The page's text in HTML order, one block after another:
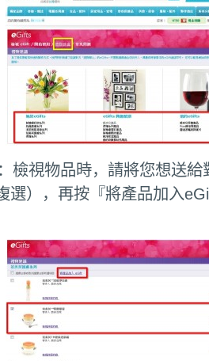
檢視物品時，請將您想送給
選），再按『將產品加入